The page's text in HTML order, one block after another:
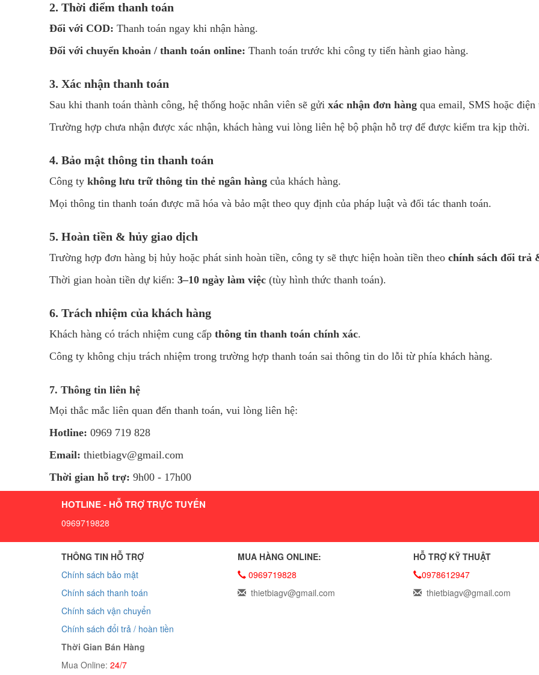
2. Thời điểm thanh toán
Đối với COD: Thanh toán ngay khi nhận hàng.
Đối với chuyển khoản / thanh toán online: Thanh toán trước khi công ty tiến hành giao hàng.
3. Xác nhận thanh toán
Sau khi thanh toán thành công, hệ thống hoặc nhân viên sẽ gửi xác nhận đơn hàng qua email, SMS hoặc điện
Trường hợp chưa nhận được xác nhận, khách hàng vui lòng liên hệ bộ phận hỗ trợ để được kiểm tra kịp thời.
4. Bảo mật thông tin thanh toán
Công ty không lưu trữ thông tin thẻ ngân hàng của khách hàng.
Mọi thông tin thanh toán được mã hóa và bảo mật theo quy định của pháp luật và đối tác thanh toán.
5. Hoàn tiền & hủy giao dịch
Trường hợp đơn hàng bị hủy hoặc phát sinh hoàn tiền, công ty sẽ thực hiện hoàn tiền theo chính sách đổi trả
Thời gian hoàn tiền dự kiến: 3–10 ngày làm việc (tùy hình thức thanh toán).
6. Trách nhiệm của khách hàng
Khách hàng có trách nhiệm cung cấp thông tin thanh toán chính xác.
Công ty không chịu trách nhiệm trong trường hợp thanh toán sai thông tin do lỗi từ phía khách hàng.
7. Thông tin liên hệ
Mọi thắc mắc liên quan đến thanh toán, vui lòng liên hệ:
Hotline: 0969 719 828
Email: thietbiagv@gmail.com
Thời gian hỗ trợ: 9h00 - 17h00
HOTLINE - HỖ TRỢ TRỰC TUYẾN
0969719828
THÔNG TIN HỖ TRỢ
Chính sách bảo mật
Chính sách thanh toán
Chính sách vận chuyển
Chính sách đổi trả / hoàn tiền
Thời Gian Bán Hàng
Mua Online: 24/7
MUA HÀNG ONLINE:
0969719828
thietbiagv@gmail.com
HỖ TRỢ KỸ THUẬT
0978612947
thietbiagv@gmail.com